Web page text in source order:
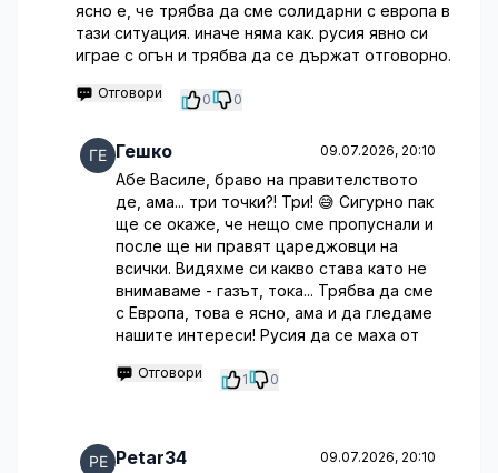
ясно е, че трябва да сме солидарни с европа в
тази ситуация. иначе няма как. русия явно си
играе с огън и трябва да се държат отговорно.
Отговори 0 0
Гешко 09.07.2026, 20:10
Абе Василе, браво на правителството
де, ама... три точки?! Три! 😅 Сигурно пак
ще се окаже, че нещо сме пропуснали и
после ще ни правят цареджовци на
всички. Видяхме си какво става като не
внимаваме - газът, тока... Трябва да сме
с Европа, това е ясно, ама и да гледаме
нашите интереси! Русия да се маха от
Отговори 1 0
Petar34 09.07.2026, 20:10